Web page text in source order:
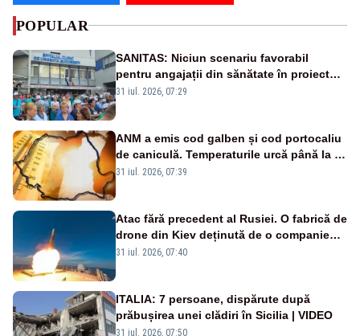
POPULAR
SANITAS: Niciun scenariu favorabil
pentru angajații din sănătate în proiectul
Legii salarizării
31 iul. 2026, 07:29
ANM a emis cod galben și cod portocaliu
de caniculă. Temperaturile urcă până la 38
de grade, iar nopțile devin tropicale
31 iul. 2026, 07:39
Atac fără precedent al Rusiei. O fabrică de
drone din Kiev deținută de o companie
americană, distrusă de o rachetă
31 iul. 2026, 07:40
ITALIA: 7 persoane, dispărute după
prăbușirea unei clădiri în Sicilia | VIDEO
31 iul. 2026, 07:50